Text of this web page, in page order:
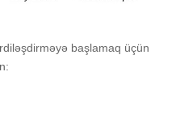
başlamaq üçün